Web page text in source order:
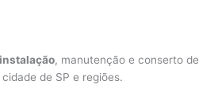
instalação, manutenção e conserto de
de SP e regiões.